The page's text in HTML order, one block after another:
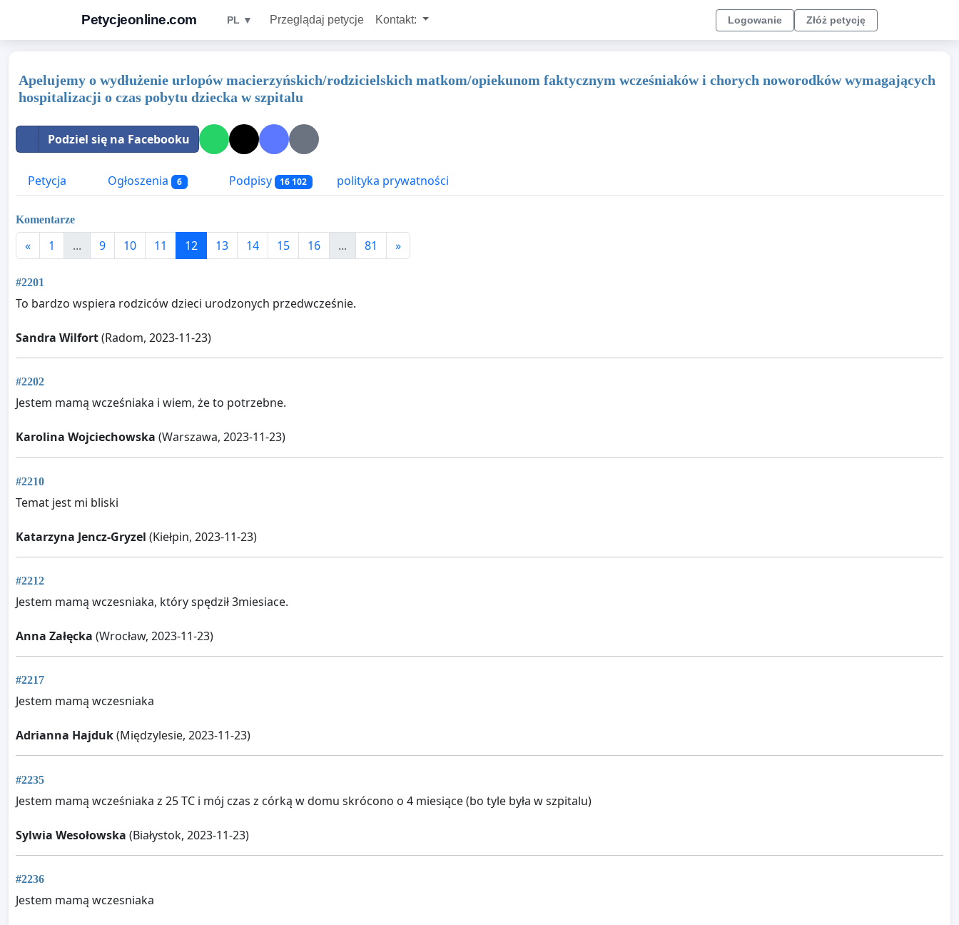
Petycjeonline.com PL ▼ Przeglądaj petycje Kontakt: Logowanie Złóż petycję
Apelujemy o wydłużenie urlopów macierzyńskich/rodzicielskich matkom/opiekunom faktycznym wcześniaków i chorych noworodków wymagających
hospitalizacji o czas pobytu dziecka w szpitalu
Podziel się na Facebooku
Petycja Ogłoszenia 6 Podpisy 16 102 polityka prywatności
Komentarze
« 1 ... 9 10 11 12 13 14 15 16 ... 81 »
#2201
To bardzo wspiera rodziców dzieci urodzonych przedwcześnie.
Sandra Wilfort(Radom, 2023-11-23)
#2202
Jestem mamą wcześniaka i wiem, że to potrzebne.
Karolina Wojciechowska (Warszawa, 2023-11-23)
#2210
Temat jest mi bliski
Katarzyna Jencz-Gryzel (Kiełpin, 2023-11-23)
#2212
Jestem mamą wczesniaka, który spędził 3miesiace.
Anna Załęcka (Wrocław, 2023-11-23)
#2217
Jestem mamą wczesniaka
Adrianna Hajduk(Międzylesie, 2023-11-23)
#2235
Jestem mamą wcześniaka z 25 TC i mój czas z córką w domu skrócono o 4 miesiące (bo tyle była w szpitalu)
Sylwia Wesołowska (Białystok, 2023-11-23)
#2236
Jestem mamą wczesniaka